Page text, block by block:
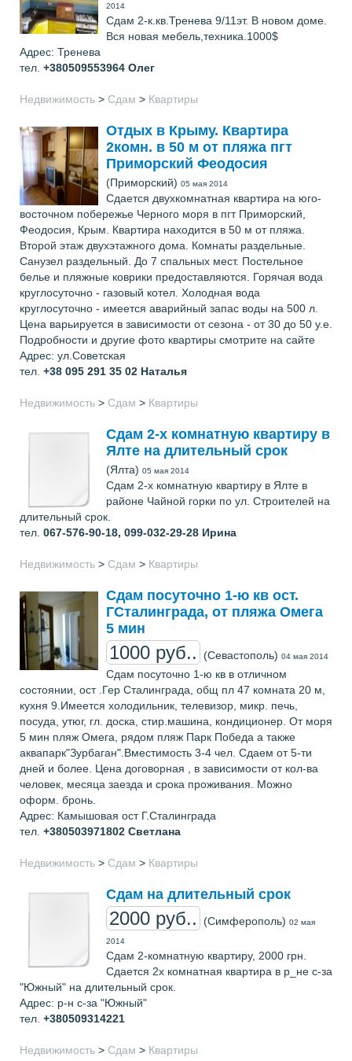
2014
Сдам 2-к.кв.Тренева 9/11эт. В новом доме.
Вся новая мебель,техника.1000$
Адрес: Тренева
тел. +380509553964 Олег
Недвижимость > Сдам > Квартиры
Отдых в Крыму. Квартира
2комн. в 50 м от пляжа пгт
Приморский Феодосия
(Приморский) 05 мая 2014
Сдается двухкомнатная квартира на юго-
восточном побережье Черного моря в пгт Приморский,
Феодосия, Крым. Квартира находится в 50 м от пляжа.
Второй этаж двухэтажного дома. Комнаты раздельные.
Санузел раздельный. До 7 спальных мест. Постельное
белье и пляжные коврики предоставляются. Горячая вода
круглосуточно - газовый котел. Холодная вода
круглосуточно - имеется аварийный запас воды на 500 л.
Цена варьируется в зависимости от сезона - от 30 до 50 у.е.
Подробности и другие фото квартиры смотрите на сайте
Адрес: ул.Советская
тел. +38 095 291 35 02 Наталья
Недвижимость > Сдам > Квартиры
Сдам 2-х комнатную квартиру в
Ялте на длительный срок
(Ялта) 05 мая 2014
Сдам 2-х комнатную квартиру в Ялте в
районе Чайной горки по ул. Строителей на
длительный срок.
тел. 067-576-90-18, 099-032-29-28 Ирина
Недвижимость > Сдам > Квартиры
Сдам посуточно 1-ю кв ост.
ГСталинграда, от пляжа Омега
5 мин
1000 руб.. (Севастополь) 04 мая 2014
Сдам посуточно 1-ю кв в отличном
состоянии, ост .Гер Сталинграда, общ пл 47 комната 20 м,
кухня 9.Имеется холодильник, телевизор, микр. печь,
посуда, утюг, гл. доска, стир.машина, кондиционер. От моря
5 мин пляж Омега, рядом пляж Парк Победа а также
аквапарк"Зурбаган".Вместимость 3-4 чел. Сдаем от 5-ти
дней и более. Цена договорная , в зависимости от кол-ва
человек, месяца заезда и срока проживания. Можно
оформ. бронь.
Адрес: Камышовая ост Г.Сталинграда
тел. +380503971802 Светлана
Недвижимость > Сдам > Квартиры
Сдам на длительный срок
2000 руб.. (Симферополь) 02 мая
2014
Сдам 2-комнатную квартиру, 2000 грн.
Сдается 2х комнатная квартира в р_не с-за
"Южный" на длительный срок.
Адрес: р-н с-за "Южный"
тел. +380509314221
Недвижимость > Сдам > Квартиры